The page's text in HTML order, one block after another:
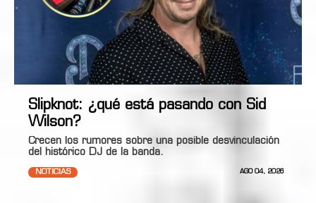
Slipknot: ¿qué está pasando con Sid
Wilson?
Crecen los rumores sobre una posible desvinculación
del histórico DJ de la banda.
NOTICIAS AGO 04, 2026